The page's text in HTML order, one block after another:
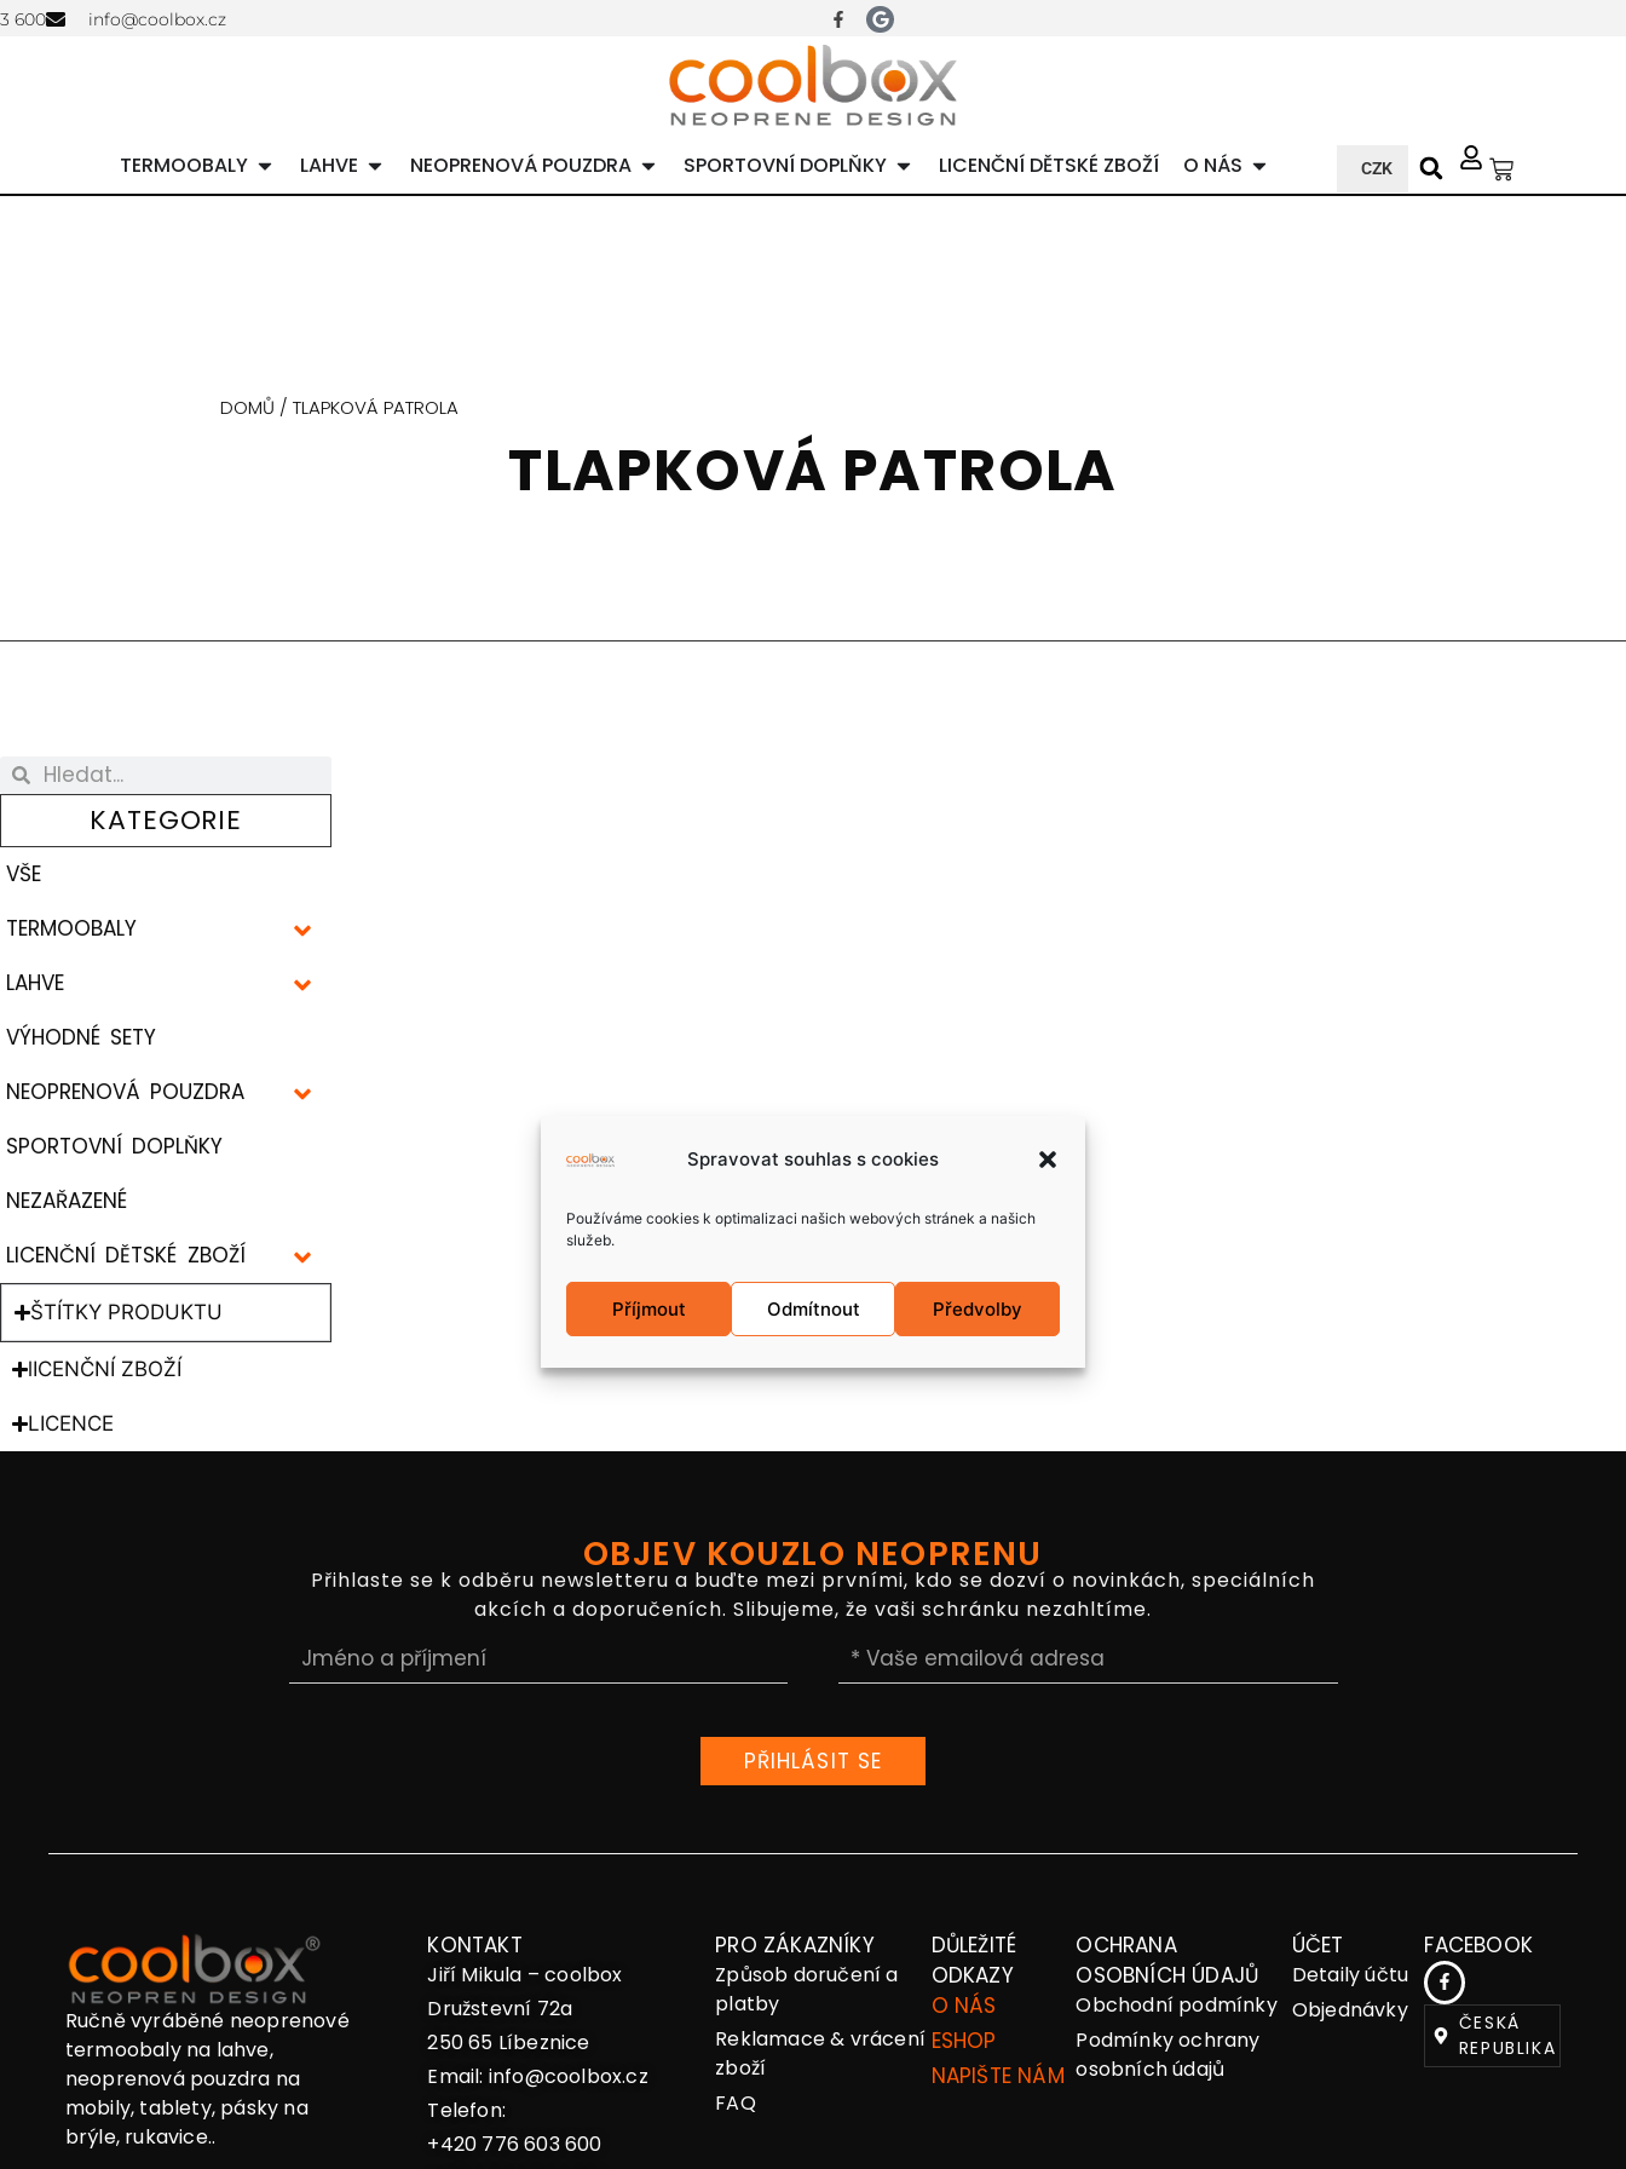
Spravovat souhlas s cookies
Používáme cookies k optimalizaci našich webových stránek a našich
služeb.
Příjmout Odmítnout Předvolby
600 info@coolbox.cz
TERMOOBALY LAHVE NEOPRENOVÁ POUZDRA SPORTOVNÍ DOPLŇKY LICENČNÍ DĚTSKÉ ZBOŽÍ O NÁS CZK
DOMŮ / TLAPKOVÁ PATROLA
TLAPKOVÁ PATROLA
KATEGORIE
VŠE
TERMOOBALY
LAHVE
VÝHODNÉ SETY
NEOPRENOVÁ POUZDRA
SPORTOVNÍ DOPLŇKY
NEZAŘAZENÉ
LICENČNÍ DĚTSKÉ ZBOŽÍ
ŠTÍTKY PRODUKTU
lICENČNÍ ZBOŽÍ
LICENCE
OBJEV KOUZLO NEOPRENU
Přihlaste se k odběru newsletteru a buďte mezi prvními, kdo se dozví o novinkách, speciálních
akcích a doporučeních. Slibujeme, že vaši schránku nezahltíme.
PŘIHLÁSIT SE
Ručně vyráběné neoprenové
termoobaly na lahve,
neoprenová pouzdra na
mobily, tablety, pásky na
brýle, rukavice..
KONTAKT
Jiří Mikula – coolbox
Družstevní 72a
250 65 Líbeznice
Email: info@coolbox.cz
Telefon:
+420 776 603 600
PRO ZÁKAZNÍKY
Způsob doručení a
platby
Reklamace & vrácení
zboží
FAQ
DŮLEŽITÉ
ODKAZY
O NÁS
ESHOP
NAPIŠTE NÁM
OCHRANA
OSOBNÍCH ÚDAJŮ
Obchodní podmínky
Podmínky ochrany
osobních údajů
ÚČET
Detaily účtu
Objednávky
FACEBOOK
ČESKÁ
REPUBLIKA